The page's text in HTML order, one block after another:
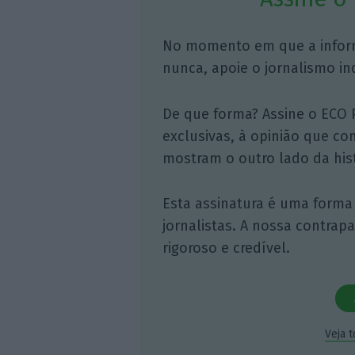
No momento em que a
nunca, apoie o jornalismo
De que forma? Assine o
exclusivas, à opinião que
mostram o outro lado da
Esta assinatura é uma
jornalistas. A nossa
rigoroso e credível.
Veja